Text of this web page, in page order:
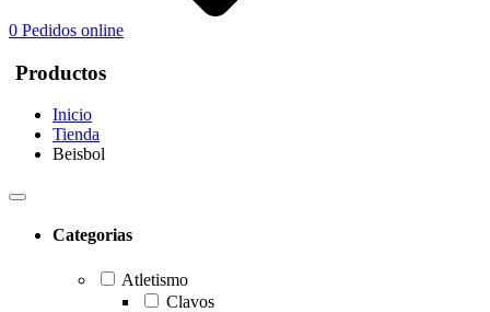
0 Pedidos online
Productos
Inicio
Tienda
Beisbol
Categorias
Atletismo
Clavos